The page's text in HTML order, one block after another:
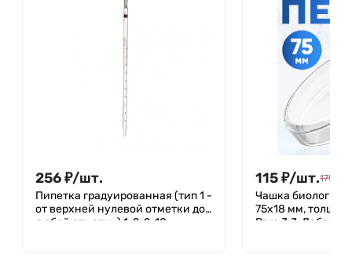
256₽/шт.
Пипетка градуированная (тип 1 -
от верхней нулевой отметки до
любой отметки) 1-2-2-10
115₽/шт.175
Чашка
75х18 мм, толщ.
Boro 3.3, Лаборио